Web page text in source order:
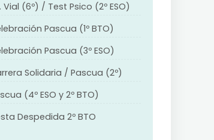
Vial (6º) / Test Psico (2º ESO)
Pascua (1º BTO)
Pascua (3º ESO)
Solidaria / Pascua (2º)
(4º ESO y 2º BTO)
Despedida 2º BTO